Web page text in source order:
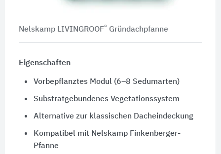
Nelskamp LIVINGROOF® Gründachpfanne
Eigenschaften
Vorbepflanztes Modul (6–8 Sedumarten)
Substratgebundenes Vegetationssystem
Alternative zur klassischen Dacheindeckung
Kompatibel mit Nelskamp Finkenberger-
Pfanne